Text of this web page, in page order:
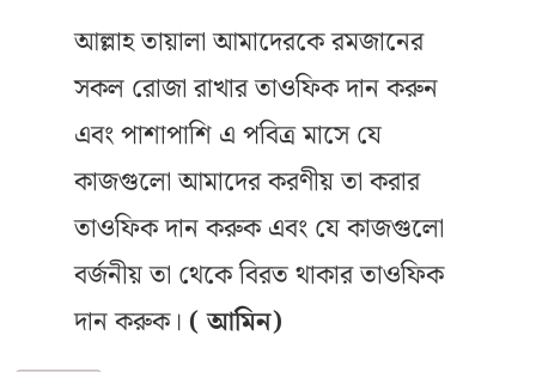
আল্লাহ তায়ালা আমাদেরকে রমজানের
সকল রোজা রাখার তাওফিক দান করুন
এবং পাশাপাশি এ পবিত্র মাসে যে
কাজগুলো আমাদের করণীয় তা করার
তাওফিক দান করুক এবং যে কাজগুলো
বর্জনীয় তা থেকে বিরত থাকার তাওফিক
দান করুক। ( আমিন)